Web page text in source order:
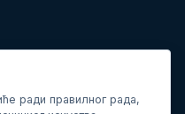
ради правилног рада,